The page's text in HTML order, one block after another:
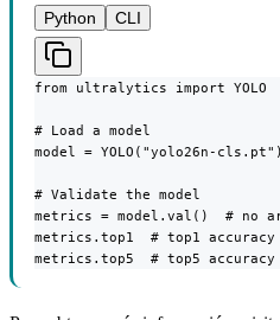
Python
CLI
from ultralytics import YOLO
# Load a model
model = YOLO("yolo26n-
# Validate the model
metrics = model.val()  # no
metrics.top1  # top1 accuracy
metrics.top5  # top5 accuracy